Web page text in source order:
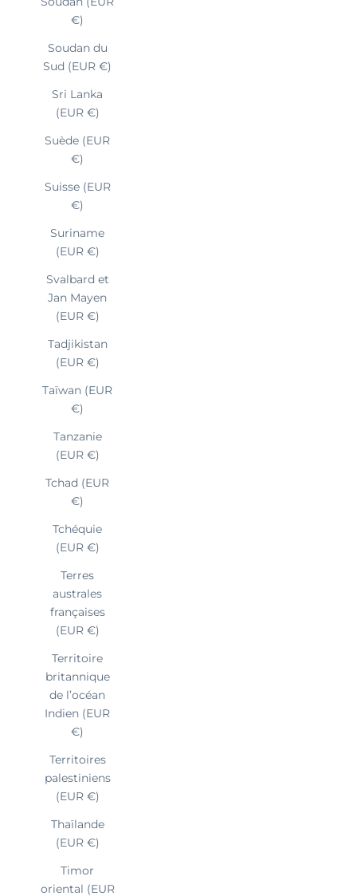
€)
Soudan du
Sud (EUR €)
Sri Lanka
(EUR €)
Suède (EUR
€)
Suisse (EUR
€)
Suriname
(EUR €)
Svalbard et
Jan Mayen
(EUR €)
Tadjikistan
(EUR €)
Taïwan (EUR
€)
Tanzanie
(EUR €)
Tchad (EUR
€)
Tchéquie
(EUR €)
Terres
australes
françaises
(EUR €)
Territoire
britannique
de l’océan
Indien (EUR
€)
Territoires
palestiniens
(EUR €)
Thaïlande
(EUR €)
Timor
oriental (EUR